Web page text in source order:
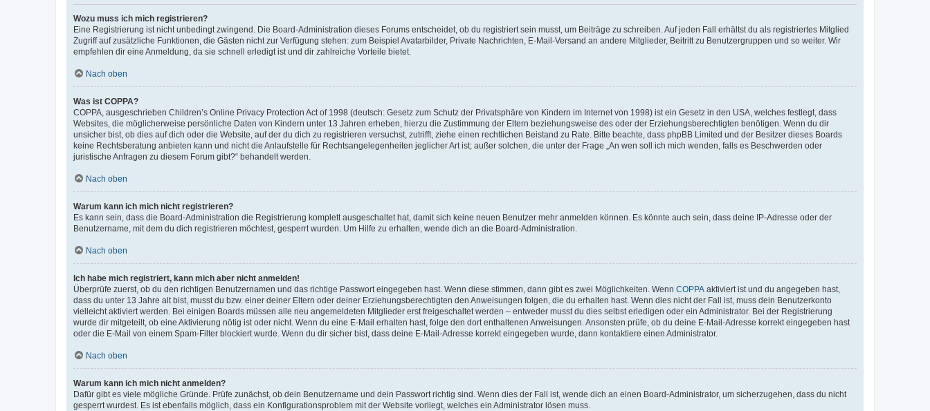
Wozu muss ich mich registrieren?
Eine Registrierung ist nicht unbedingt zwingend. Die Board-Administration dieses Forums entscheidet, ob du registriert sein musst, um Beiträge zu schreiben. Auf jeden Fall erhältst du als registriertes Mitglied
Zugriff auf zusätzliche Funktionen, die Gästen nicht zur Verfügung stehen: zum Beispiel Avatarbilder, Private Nachrichten, E-Mail-Versand an andere Mitglieder, Beitritt zu Benutzergruppen und so weiter. Wir
empfehlen dir eine Anmeldung, da sie schnell erledigt ist und dir zahlreiche Vorteile bietet.
Nach oben
Was ist COPPA?
COPPA, ausgeschrieben Children’s Online Privacy Protection Act of 1998 (deutsch: Gesetz zum Schutz der Privatsphäre von Kindern im Internet von 1998) ist ein Gesetz in den USA, welches festlegt, dass
Websites, die möglicherweise persönliche Daten von Kindern unter 13 Jahren erheben, hierzu die Zustimmung der Eltern beziehungsweise des oder der Erziehungsberechtigten benötigen. Wenn du dir
unsicher bist, ob dies auf dich oder die Website, auf der du dich zu registrieren versuchst, zutrifft, ziehe einen rechtlichen Beistand zu Rate. Bitte beachte, dass phpBB Limited und der Besitzer dieses Boards
keine Rechtsberatung anbieten kann und nicht die Anlaufstelle für Rechtsangelegenheiten jeglicher Art ist; außer solchen, die unter der Frage „An wen soll ich mich wenden, falls es Beschwerden oder
juristische Anfragen zu diesem Forum gibt?“ behandelt werden.
Nach oben
Warum kann ich mich nicht registrieren?
Es kann sein, dass die Board-Administration die Registrierung komplett ausgeschaltet hat, damit sich keine neuen Benutzer mehr anmelden können. Es könnte auch sein, dass deine IP-Adresse oder der
Benutzername, mit dem du dich registrieren möchtest, gesperrt wurden. Um Hilfe zu erhalten, wende dich an die Board-Administration.
Nach oben
Ich habe mich registriert, kann mich aber nicht anmelden!
Überprüfe zuerst, ob du den richtigen Benutzernamen und das richtige Passwort eingegeben hast. Wenn diese stimmen, dann gibt es zwei Möglichkeiten. Wenn COPPA aktiviert ist und du angegeben hast,
dass du unter 13 Jahre alt bist, musst du bzw. einer deiner Eltern oder deiner Erziehungsberechtigten den Anweisungen folgen, die du erhalten hast. Wenn dies nicht der Fall ist, muss dein Benutzerkonto
vielleicht aktiviert werden. Bei einigen Boards müssen alle neu angemeldeten Mitglieder erst freigeschaltet werden – entweder musst du dies selbst erledigen oder ein Administrator. Bei der Registrierung
wurde dir mitgeteilt, ob eine Aktivierung nötig ist oder nicht. Wenn du eine E-Mail erhalten hast, folge den dort enthaltenen Anweisungen. Ansonsten prüfe, ob du deine E-Mail-Adresse korrekt eingegeben hast
oder die E-Mail von einem Spam-Filter blockiert wurde. Wenn du dir sicher bist, dass deine E-Mail-Adresse korrekt eingegeben wurde, dann kontaktiere einen Administrator.
Nach oben
Warum kann ich mich nicht anmelden?
Dafür gibt es viele mögliche Gründe. Prüfe zunächst, ob dein Benutzername und dein Passwort richtig sind. Wenn dies der Fall ist, wende dich an einen Board-Administrator, um sicherzugehen, dass du nicht
gesperrt wurdest. Es ist ebenfalls möglich, dass ein Konfigurationsproblem mit der Website vorliegt, welches ein Administrator lösen muss.